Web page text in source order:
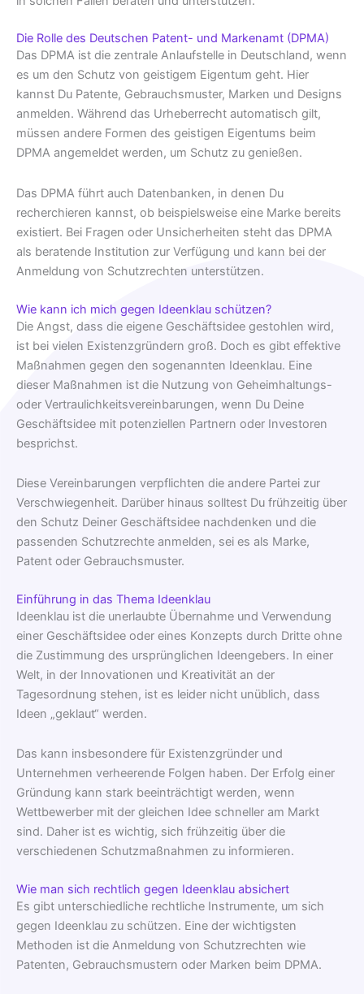
Die Rolle des Deutschen Patent- und Markenamt (DPMA)
Das DPMA ist die zentrale Anlaufstelle in Deutschland, wenn
es um den Schutz von geistigem Eigentum geht. Hier
kannst Du Patente, Gebrauchsmuster, Marken und Designs
anmelden. Während das Urheberrecht automatisch gilt,
müssen andere Formen des geistigen Eigentums beim
DPMA angemeldet werden, um Schutz zu genießen.
Das DPMA führt auch Datenbanken, in denen Du
recherchieren kannst, ob beispielsweise eine Marke bereits
existiert. Bei Fragen oder Unsicherheiten steht das DPMA
als beratende Institution zur Verfügung und kann bei der
Anmeldung von Schutzrechten unterstützen.
Wie kann ich mich gegen Ideenklau schützen?
Die Angst, dass die eigene Geschäftsidee gestohlen wird,
ist bei vielen Existenzgründern groß. Doch es gibt effektive
Maßnahmen gegen den sogenannten Ideenklau. Eine
dieser Maßnahmen ist die Nutzung von Geheimhaltungs-
oder Vertraulichkeitsvereinbarungen, wenn Du Deine
Geschäftsidee mit potenziellen Partnern oder Investoren
besprichst.
Diese Vereinbarungen verpflichten die andere Partei zur
Verschwiegenheit. Darüber hinaus solltest Du frühzeitig über
den Schutz Deiner Geschäftsidee nachdenken und die
passenden Schutzrechte anmelden, sei es als Marke,
Patent oder Gebrauchsmuster.
Einführung in das Thema Ideenklau
Ideenklau ist die unerlaubte Übernahme und Verwendung
einer Geschäftsidee oder eines Konzepts durch Dritte ohne
die Zustimmung des ursprünglichen Ideengebers. In einer
Welt, in der Innovationen und Kreativität an der
Tagesordnung stehen, ist es leider nicht unüblich, dass
Ideen „geklaut“ werden.
Das kann insbesondere für Existenzgründer und
Unternehmen verheerende Folgen haben. Der Erfolg einer
Gründung kann stark beeinträchtigt werden, wenn
Wettbewerber mit der gleichen Idee schneller am Markt
sind. Daher ist es wichtig, sich frühzeitig über die
verschiedenen Schutzmaßnahmen zu informieren.
Wie man sich rechtlich gegen Ideenklau absichert
Es gibt unterschiedliche rechtliche Instrumente, um sich
gegen Ideenklau zu schützen. Eine der wichtigsten
Methoden ist die Anmeldung von Schutzrechten wie
Patenten, Gebrauchsmustern oder Marken beim DPMA.